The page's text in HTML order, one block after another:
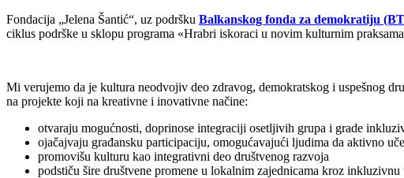
Fondacija „Jelena Šantić“, uz podršku Balkanskog fonda za demokratiju
ciklus podrške u sklopu programa «Hrabri iskoraci u novim kulturnim
Mi verujemo da je kultura neodvojiv deo zdravog, demokratskog i uspešnog
na projekte koji na kreativne i inovativne načine:
otvaraju mogućnosti, doprinose integraciji osetljivih grupa i grade
ojačajvaju građansku participaciju, omogućavajući ljudima da aktivno
promovišu kulturu kao integrativni deo društvenog razvoja
podstiču šire društvene promene u lokalnim zajednicama kroz